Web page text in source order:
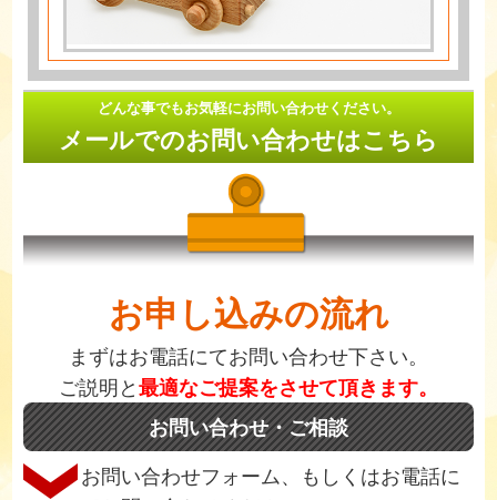
どんな事でもお気軽にお問い合わせください。
メールでのお問い合わせはこちら
お申し込みの流れ
まずはお電話にてお問い合わせ下さい。
ご説明と最適なご提案をさせて頂きます。
お問い合わせ・ご相談
お問い合わせフォーム、もしくはお電話に